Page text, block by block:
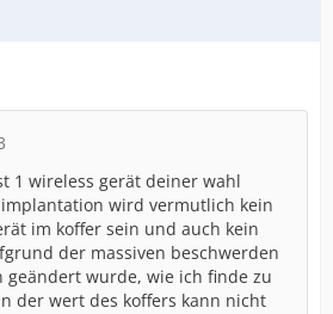
1 wireless gerät deiner wahl
wird vermutlich kein
im koffer sein und auch kein
der massiven beschwerden
wurde, wie ich finde zu
der wert des koffers kann nicht